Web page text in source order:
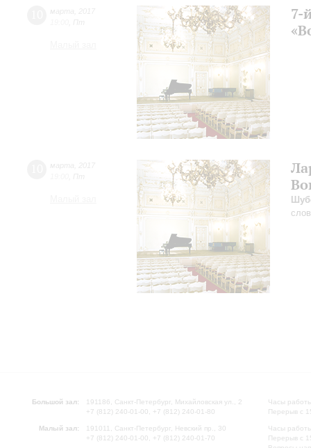
7-
Большой зал:
191186, Санкт-Петербург, Михайловская ул., 2
+7 (812) 240-01-00, +7 (812) 240-01-80
Малый зал:
191011, Санкт-Петербург, Невский пр., 30
+7 (812) 240-01-00, +7 (812) 240-01-70
Часы
Перерыв с
Часы
Перерыв с